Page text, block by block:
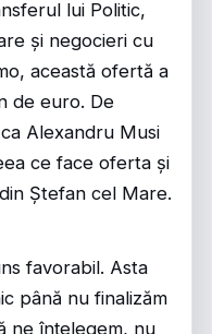
lui Politic,
și negocieri cu
această ofertă a
de euro. De
Alexandru Musi
ce face oferta și
Ștefan cel Mare.
favorabil. Asta
până nu finalizăm
ne înțelegem, nu